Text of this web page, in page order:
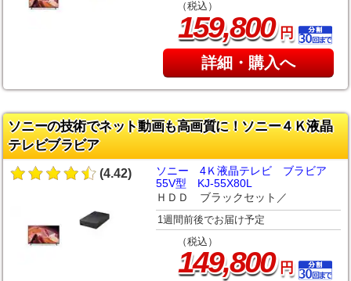
（税込）
159,800円
詳細・購入へ
ソニーの技術でネット動画も高画質に！ソニー４Ｋ液晶
テレビブラビア
(4.42)
ソニー 4Ｋ液晶テレビ ブラビア
55V型 KJ-55X80L
ＨＤＤ ブラックセット／
1週間前後でお届け予定
（税込）
149,800円